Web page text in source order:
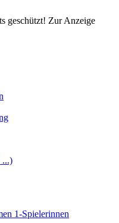
geschützt! Zur Anzeige
...)
1-Spielerinnen